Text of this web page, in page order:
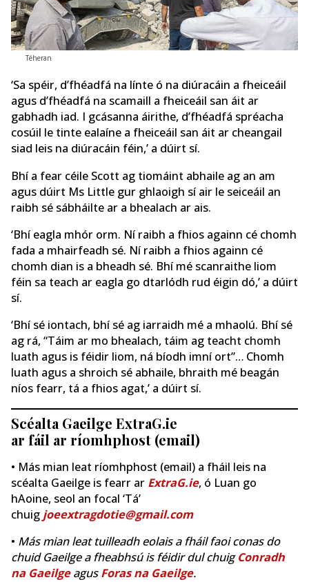
Téheran
‘Sa spéir, d’fhéadfá na línte ó na diúracáin a fheiceáil
agus d’fhéadfá na scamaill a fheiceáil san áit ar
gabhadh iad. I gcásanna áirithe, d’fhéadfá spréacha
cosúil le tinte ealaíne a fheiceáil san áit ar cheangail
siad leis na diúracáin féin,’ a dúirt sí.
Bhí a fear céile Scott ag tiomáint abhaile ag an am
agus dúirt Ms Little gur ghlaoigh sí air le seiceáil an
raibh sé sábháilte ar a bhealach ar ais.
‘Bhí eagla mhór orm. Ní raibh a fhios againn cé chomh
fada a mhairfeadh sé. Ní raibh a fhios againn cé
chomh dian is a bheadh ​​sé. Bhí mé scanraithe liom
féin sa teach ar eagla go dtarlódh rud éigin dó,’ a dúirt
sí.
‘Bhí sé iontach, bhí sé ag iarraidh mé a mhaolú. Bhí sé
ag rá, “Táim ar mo bhealach, táim ag teacht chomh
luath agus is féidir liom, ná bíodh imní ort”… Chomh
luath agus a shroich sé abhaile, bhraith mé beagán
níos fearr, tá a fhios agat,’ a dúirt sí.
Scéalta Gaeilge ExtraG.ie
ar fáil ar ríomhphost (email)
• Más mian leat ríomhphost (email) a fháil leis na
scéalta Gaeilge is fearr ar ExtraG.ie, ó Luan go
hAoine, seol an focal ‘Tá’
chuig joeextragdotie@gmail.com
• Más mian leat tuilleadh eolais a fháil faoi conas do
chuid Gaeilge a fheabhsú is féidir dul chuigConradh
na GaeilgeagusForas na Gaeilge.